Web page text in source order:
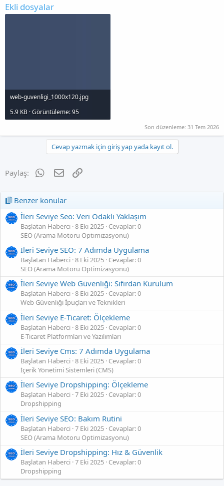
Ekli dosyalar
web-guvenligi_1000x120.jpg
5.9 KB · Görüntüleme: 95
Son düzenleme: 31 Tem 2026
Cevap yazmak için giriş yap yada kayıt ol.
Paylaş: WhatsApp
E-posta
Benzer konular
İleri Seviye Seo: Veri Odaklı Yaklaşım
Başlatan Haberci 8 Eki 2025 Cevaplar: 0
SEO (Arama Motoru Optimizasyonu)
İleri Seviye SEO: 7 Adımda Uygulama
Başlatan Haberci 8 Eki 2025 Cevaplar: 0
SEO (Arama Motoru Optimizasyonu)
İleri Seviye Web Güvenliği: Sıfırdan Kurulum
Başlatan Haberci 8 Eki 2025 Cevaplar: 0
Web Güvenliği İpuçları ve Teknikleri
İleri Seviye E‑Ticaret: Ölçekleme
Başlatan Haberci 8 Eki 2025 Cevaplar: 0
E-Ticaret Platformları ve Yazılımları
İleri Seviye Cms: 7 Adımda Uygulama
Başlatan Haberci 8 Eki 2025 Cevaplar: 0
İçerik Yönetimi Sistemleri (CMS)
İleri Seviye Dropshipping: Ölçekleme
Başlatan Haberci 7 Eki 2025 Cevaplar: 0
Dropshipping
İleri Seviye SEO: Bakım Rutini
Başlatan Haberci 7 Eki 2025 Cevaplar: 0
SEO (Arama Motoru Optimizasyonu)
İleri Seviye Dropshipping: Hız & Güvenlik
Başlatan Haberci 7 Eki 2025 Cevaplar: 0
Dropshipping